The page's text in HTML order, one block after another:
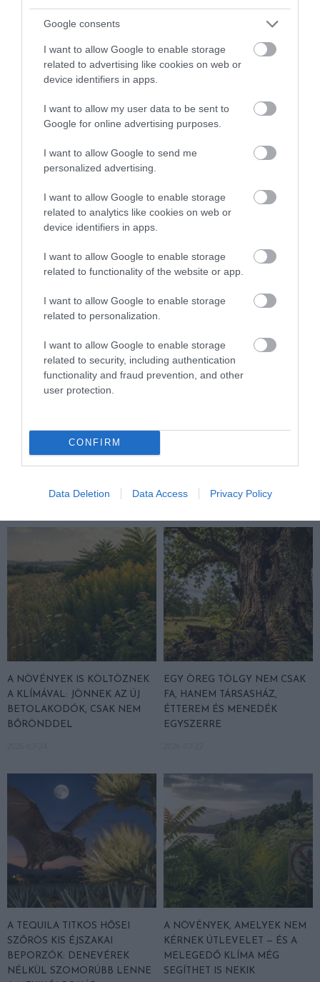
Google consents
I want to allow Google to enable storage
related to advertising like cookies on web or
device identifiers in apps.
I want to allow my user data to be sent to
Google for online advertising purposes.
I want to allow Google to send me
personalized advertising.
I want to allow Google to enable storage
related to analytics like cookies on web or
device identifiers in apps.
I want to allow Google to enable storage
related to functionality of the website or app.
I want to allow Google to enable storage
related to personalization.
I want to allow Google to enable storage
related to security, including authentication
functionality and fraud prevention, and other
user protection.
CONFIRM
Data Deletion Data Access Privacy Policy
KIRÁNDULÁS PANNONHALMA
SZŐLŐ ÉS KOMLÓ
TALÁLKOZÁSA
FEDŐ, ÉS MI TÖRTÉNIK
ALATTA A TERMÉSZETTEL?
AZ EGYHANGÚSÁGOT: A
VÁLTOZATOS NÖVÉNYZET
NEVEZTEK MEG, ÉS A FÖLD
2026-07-30
A NÖVÉNYEK IS KÖLTÖZNEK
A KLÍMÁVAL: JÖNNEK AZ ÚJ
BETOLAKODÓK, CSAK NEM
BŐRÖNDDEL
EGY ÖREG TÖLGY NEM CSAK
FA, HANEM TÁRSASHÁZ,
ÉTTEREM ÉS MENEDÉK
EGYSZERRE
A TEQUILA TITKOS HŐSEI
SZŐRÖS KIS ÉJSZAKAI
BEPORZÓK: DENEVÉREK
NÉLKÜL SZOMORÚBB LENNE
A NÖVÉNYEK, AMELYEK NEM
KÉRNEK ÚTLEVELET — ÉS A
MELEGEDŐ KLÍMA MÉG
SEGÍTHET IS NEKIK